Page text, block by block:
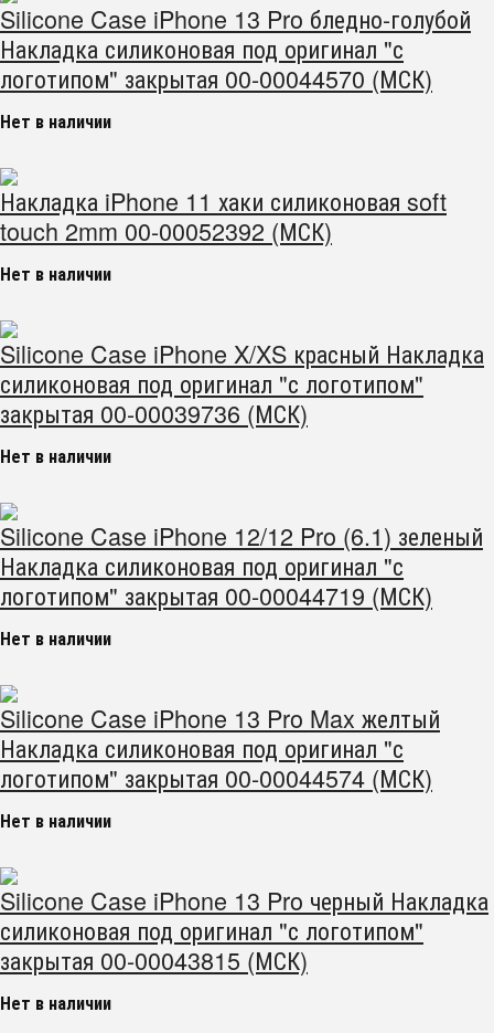
Silicone Case iPhone 13 Pro бледно-голубой
Накладка силиконовая под оригинал "с
логотипом" закрытая 00-00044570 (МСК)
Нет в наличии
Накладка iPhone 11 хаки силиконовая soft
touch 2mm 00-00052392 (МСК)
Нет в наличии
Silicone Case iPhone X/XS красный Накладка
силиконовая под оригинал "с логотипом"
закрытая 00-00039736 (МСК)
Нет в наличии
Silicone Case iPhone 12/12 Pro (6.1) зеленый
Накладка силиконовая под оригинал "с
логотипом" закрытая 00-00044719 (МСК)
Нет в наличии
Silicone Case iPhone 13 Pro Max желтый
Накладка силиконовая под оригинал "с
логотипом" закрытая 00-00044574 (МСК)
Нет в наличии
Silicone Case iPhone 13 Pro черный Накладка
силиконовая под оригинал "с логотипом"
закрытая 00-00043815 (МСК)
Нет в наличии